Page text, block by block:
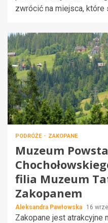
zwrócić na miejsca, które
PODRÓŻE ZAKOPANE
Muzeum
filia Muzeum
Zakopanem
Aleksandra Pawłowska 16
Zakopane jest atrakcyjne